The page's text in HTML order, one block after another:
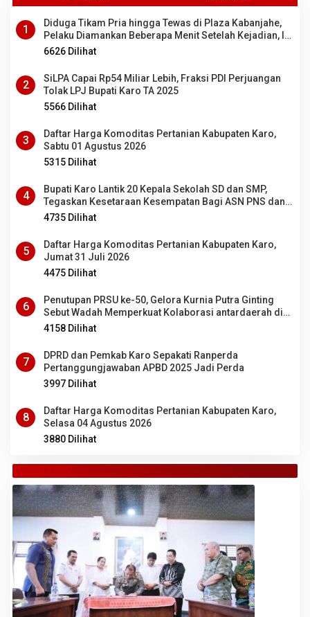
1
Diduga Tikam Pria hingga Tewas di Plaza Kabanjahe,
Pelaku Diamankan Beberapa Menit Setelah Kejadian, Ini
Motifnya
6626 Dilihat
2
SiLPA Capai Rp54 Miliar Lebih, Fraksi PDI Perjuangan
Tolak LPJ Bupati Karo TA 2025
5566 Dilihat
3
Daftar Harga Komoditas Pertanian Kabupaten Karo,
Sabtu 01 Agustus 2026
5315 Dilihat
4
Bupati Karo Lantik 20 Kepala Sekolah SD dan SMP,
Tegaskan Kesetaraan Kesempatan Bagi ASN PNS dan
PPPK
4735 Dilihat
5
Daftar Harga Komoditas Pertanian Kabupaten Karo,
Jumat 31 Juli 2026
4475 Dilihat
6
Penutupan PRSU ke-50, Gelora Kurnia Putra Ginting
Sebut Wadah Memperkuat Kolaborasi antardaerah di
Sumut
4158 Dilihat
7
DPRD dan Pemkab Karo Sepakati Ranperda
Pertanggungjawaban APBD 2025 Jadi Perda
3997 Dilihat
8
Daftar Harga Komoditas Pertanian Kabupaten Karo,
Selasa 04 Agustus 2026
3880 Dilihat
TANAH KARO